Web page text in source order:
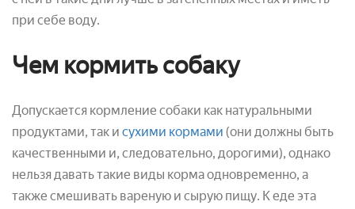
при себе воду.
Чем кормить собаку
Допускается кормление собаки как натуральными
продуктами, так и сухими кормами (они должны быть
качественными и, следовательно, дорогими), однако
нельзя давать такие виды корма одновременно, а
также смешивать вареную и сырую пищу. К еде эта